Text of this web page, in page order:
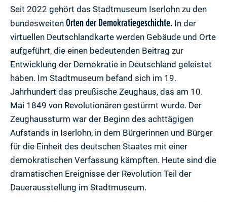
Seit 2022 gehört das Stadtmuseum Iserlohn zu den
bundesweiten Orten der Demokratiegeschichte. In der
virtuellen Deutschlandkarte werden Gebäude und Orte
aufgeführt, die einen bedeutenden Beitrag zur
Entwicklung der Demokratie in Deutschland geleistet
haben. Im Stadtmuseum befand sich im 19.
Jahrhundert das preußische Zeughaus, das am 10.
Mai 1849 von Revolutionären gestürmt wurde. Der
Zeughaussturm war der Beginn des achttägigen
Aufstands in Iserlohn, in dem Bürgerinnen und Bürger
für die Einheit des deutschen Staates mit einer
demokratischen Verfassung kämpften. Heute sind die
dramatischen Ereignisse der Revolution Teil der
Dauerausstellung im Stadtmuseum.